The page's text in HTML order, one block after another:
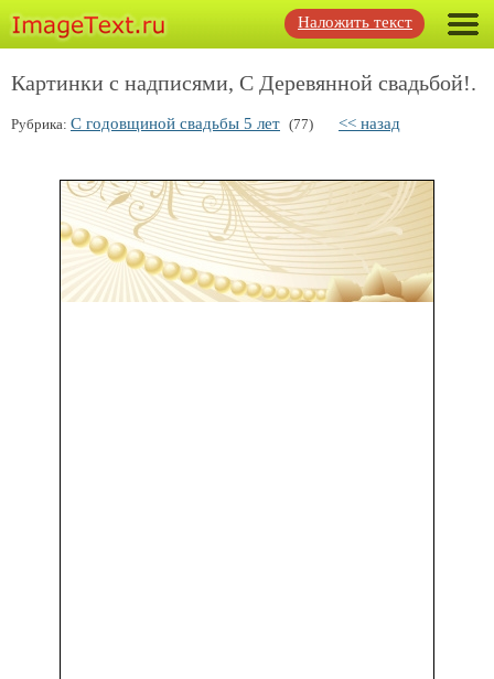
Наложить текст
Картинки с надписями, С Деревянной свадьбой!.
Рубрика: С годовщиной свадьбы 5 лет (77) << назад